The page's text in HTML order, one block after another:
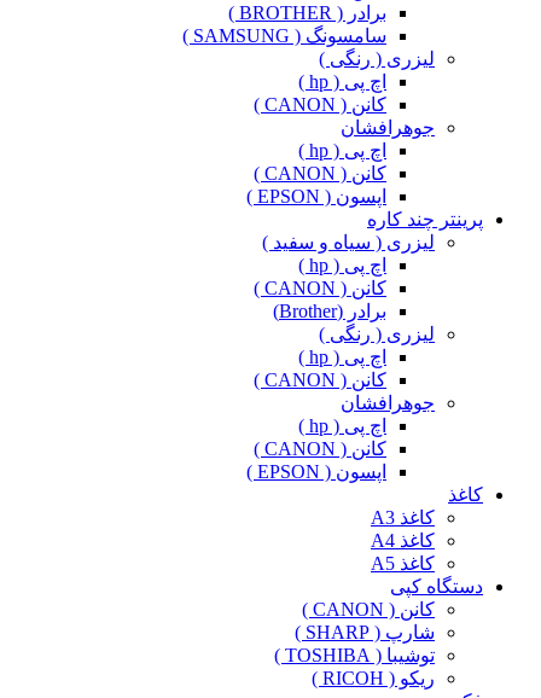
برادر ( BROTHER )
سامسونگ ( SAMSUNG )
لیزری ( رنگی )
اچ پی ( hp )
کانن ( CANON )
جوهرافشان
اچ پی ( hp )
کانن ( CANON )
اپسون ( EPSON )
پرینتر چند کاره
لیزری ( سیاه و سفید )
اچ پی ( hp )
کانن ( CANON )
برادر (Brother)
لیزری ( رنگی )
اچ پی ( hp )
کانن ( CANON )
جوهرافشان
اچ پی ( hp )
کانن ( CANON )
اپسون ( EPSON )
کاغذ
کاغذ A3
کاغذ A4
کاغذ A5
دستگاه کپی
کانن ( CANON )
شارپ ( SHARP )
توشیبا ( TOSHIBA )
ریکو ( RICOH )